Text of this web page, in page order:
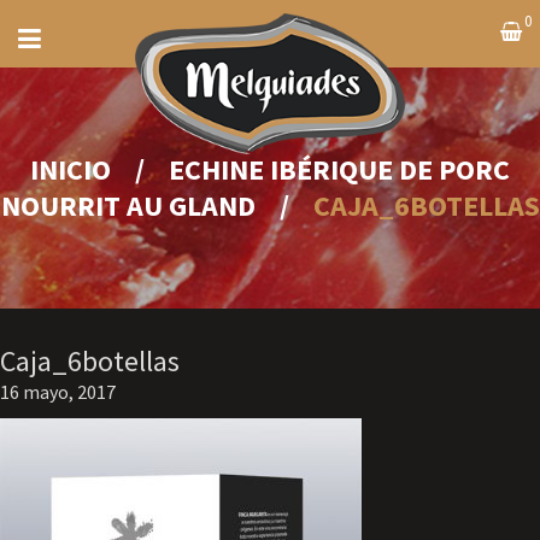
0
INICIO /
ECHINE IBÉRIQUE DE PORC
NOURRIT AU GLAND
/ CAJA_6BOTELLAS
Caja_6botellas
16 mayo, 2017